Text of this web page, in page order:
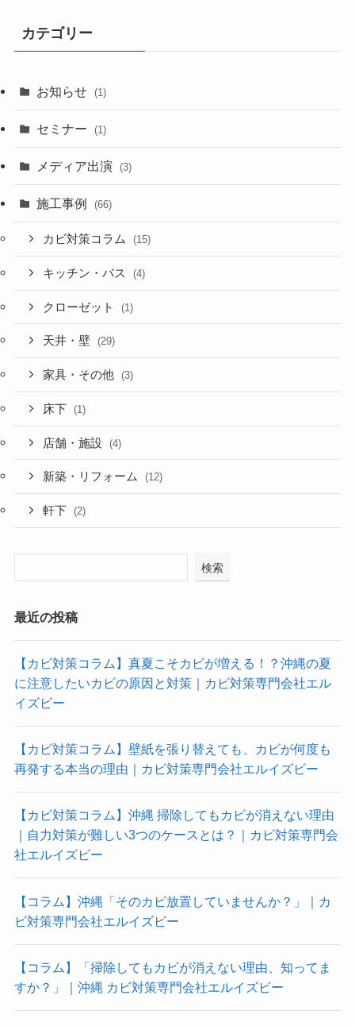
カテゴリー
お知らせ (1)
セミナー (1)
メディア出演 (3)
施工事例 (66)
カビ対策コラム (15)
キッチン・バス (4)
クローゼット (1)
天井・壁 (29)
家具・その他 (3)
床下 (1)
店舗・施設 (4)
新築・リフォーム (12)
軒下 (2)
検索
最近の投稿
【カビ対策コラム】真夏こそカビが増える！？沖縄の夏
に注意したいカビの原因と対策｜カビ対策専門会社エル
イズビー
【カビ対策コラム】壁紙を張り替えても、カビが何度も
再発する本当の理由｜カビ対策専門会社エルイズビー
【カビ対策コラム】沖縄 掃除してもカビが消えない理由
｜自力対策が難しい3つのケースとは？｜カビ対策専門会
社エルイズビー
【コラム】沖縄「そのカビ放置していませんか？」｜カ
ビ対策専門会社エルイズビー
【コラム】「掃除してもカビが消えない理由、知ってま
すか？」｜沖縄 カビ対策専門会社エルイズビー